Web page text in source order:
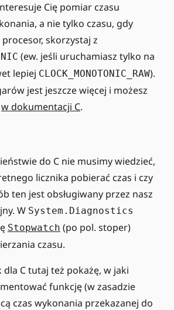
Cię pomiar czasu
a nie tylko czasu, gdy
skorzystaj z
(ew. jeśli uruchamiasz tylko na
lepiej CLOCK_MONOTONIC_RAW).
jest jeszcze więcej i możesz
w dokumentacji C.
do C nie musimy wiedzieć,
licznika pobierać czas i czy
ten jest obsługiwany przez nasz
W System.Diagnostics
Stopwatch (po pol. stoper)
czasu.
dla C tutaj też pokażę, w jaki
funkcję (w zasadzie
czas wykonania przekazanej do